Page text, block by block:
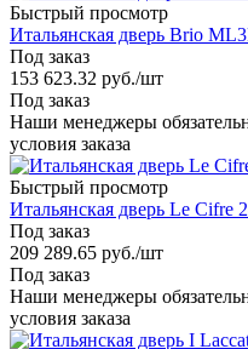
Быстрый просмотр
Итальянская дверь Brio
Под заказ
153 623.32 руб./шт
Под заказ
Наши менеджеры
условия заказа
Быстрый просмотр
Итальянская дверь Le Cifre
Под заказ
209 289.65 руб./шт
Под заказ
Наши менеджеры
условия заказа